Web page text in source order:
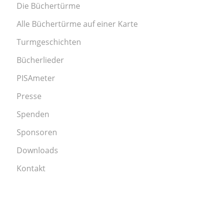
Die Büchertürme
Alle Büchertürme auf einer Karte
Turmgeschichten
Bücherlieder
PISAmeter
Presse
Spenden
Sponsoren
Downloads
Kontakt